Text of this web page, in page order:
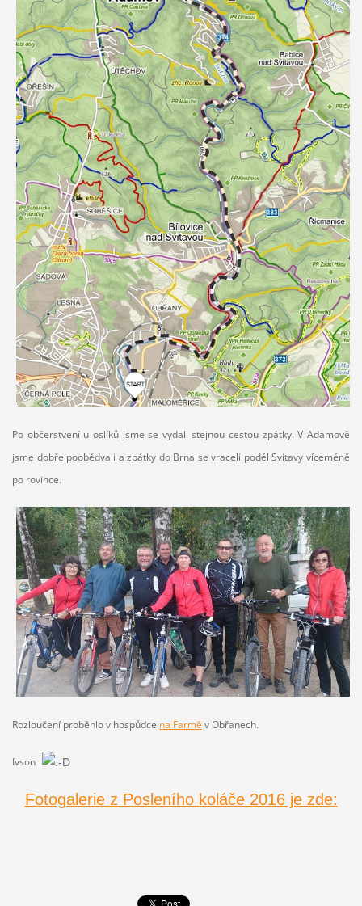
Po občerstvení u oslíků jsme se vydali stejnou cestou zpátky. V Adamově
jsme dobře poobědvali a zpátky do Brna se vraceli podél Svitavy víceméně
po rovince.
Rozloučení proběhlov hospůdce na Farmě v Obřanech.
Ivson
Fotogalerie z Posleního koláče 2016 je zde: